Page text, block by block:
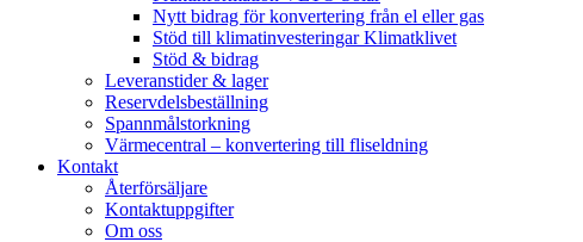
Nytt bidrag för konvertering från el eller gas
Stöd till klimatinvesteringar Klimatklivet
Stöd & bidrag
Leveranstider & lager
Reservdelsbeställning
Spannmålstorkning
Värmecentral – konvertering till fliseldning
Kontakt
Återförsäljare
Kontaktuppgifter
Om oss